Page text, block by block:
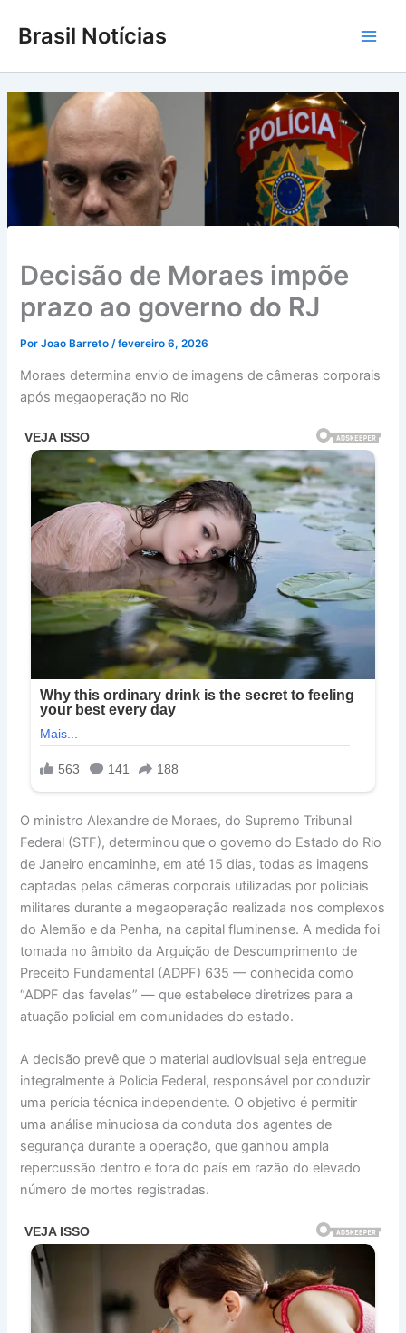
para
conteúdo
Brasil Notícias
Decisão de Moraes impõe
prazo ao governo do RJ
PorJoao Barreto/fevereiro 6, 2026
Moraes determina envio de imagens de câmeras corporais
após megaoperação no Rio
O ministro Alexandre de Moraes, do Supremo Tribunal
Federal (STF), determinou que o governo do Estado do Rio
de Janeiro encaminhe, em até 15 dias, todas as imagens
captadas pelas câmeras corporais utilizadas por policiais
militares durante a megaoperação realizada nos complexos
do Alemão e da Penha, na capital fluminense. A medida foi
tomada no âmbito da Arguição de Descumprimento de
Preceito Fundamental (ADPF) 635 — conhecida como
“ADPF das favelas” — que estabelece diretrizes para a
atuação policial em comunidades do estado.
A decisão prevê que o material audiovisual seja entregue
integralmente à Polícia Federal, responsável por conduzir
uma perícia técnica independente. O objetivo é permitir
uma análise minuciosa da conduta dos agentes de
segurança durante a operação, que ganhou ampla
repercussão dentro e fora do país em razão do elevado
número de mortes registradas.